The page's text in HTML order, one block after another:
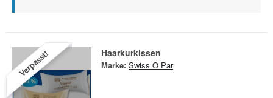
Verpasst! Haarkurkissen
Marke: Swiss O Par